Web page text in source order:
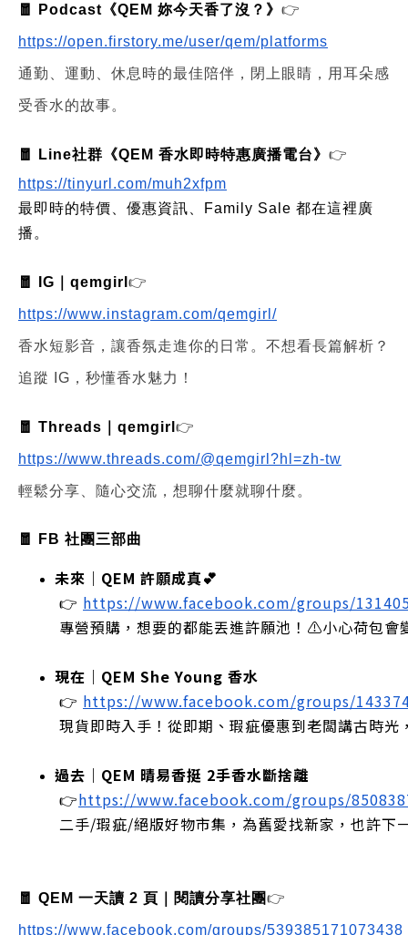
🧧 Podcast《QEM 妳今天香了沒？》 👉
https://open.firstory.me/user/qem/platforms
通勤、運動、休息時的最佳陪伴，閉上眼睛，用耳朵感
受香水的故事。
🧧 Line社群《QEM 香水即時特惠廣播電台》 👉
https://tinyurl.com/muh2xfpm
最即時的特價、優惠資訊、Family Sale 都在這裡廣
播。
🧧 IG｜qemgirl 👉
https://www.instagram.com/qemgirl/
香水短影音，讓香氛走進你的日常。不想看長篇解析？
追蹤 IG，秒懂香水魅力！
🧧 Threads｜qemgirl 👉
https://www.threads.com/@qemgirl?hl=zh-tw
輕鬆分享、隨心交流，想聊什麼就聊什麼。
🧧 FB 社團三部曲
未來｜QEM 許願成真💕
👉 https://www.facebook.com/groups/
專營預購，想要的都能丟進許願池！⚠️小心荷包會
現在｜QEM She Young 香水
👉 https://www.facebook.com/groups/
現貨即時入手！從即期、瑕疵優惠到老闆講古時
過去｜QEM 晴易香挺 2手香水斷捨離
👉https://www.facebook.com/groups/
二手/瑕疵/絕版好物市集，為舊愛找新家，也許下
🧧 QEM 一天讀 2 頁｜閱讀分享社團👉
https://www.facebook.com/groups/539385171073438